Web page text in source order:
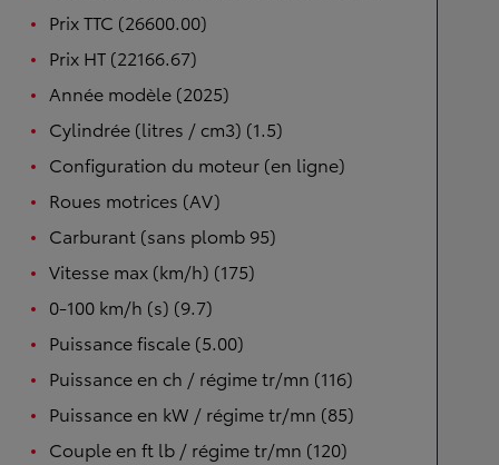
Prix TTC (26600.00)
Prix HT (22166.67)
Année modèle (2025)
Cylindrée (litres / cm3) (1.5)
Configuration du moteur (en ligne)
Roues motrices (AV)
Carburant (sans plomb 95)
Vitesse max (km/h) (175)
0-100 km/h (s) (9.7)
Puissance fiscale (5.00)
Puissance en ch / régime tr/mn (116)
Puissance en kW / régime tr/mn (85)
Couple en ft lb / régime tr/mn (120)